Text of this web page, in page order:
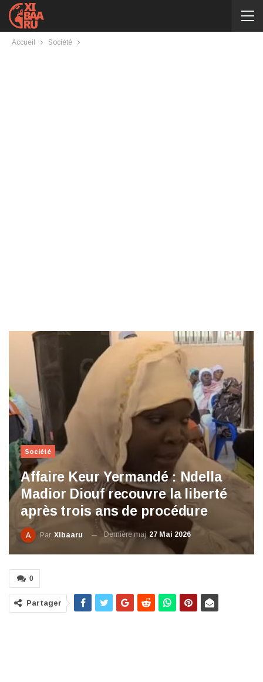
Accueil Société
Société
Affaire Keur Yermandé : Ndella
Madior Diouf recouvre la liberté
après trois ans de procédure
Par Xibaaru Dernière maj 27 Mai 2026
0
Partager